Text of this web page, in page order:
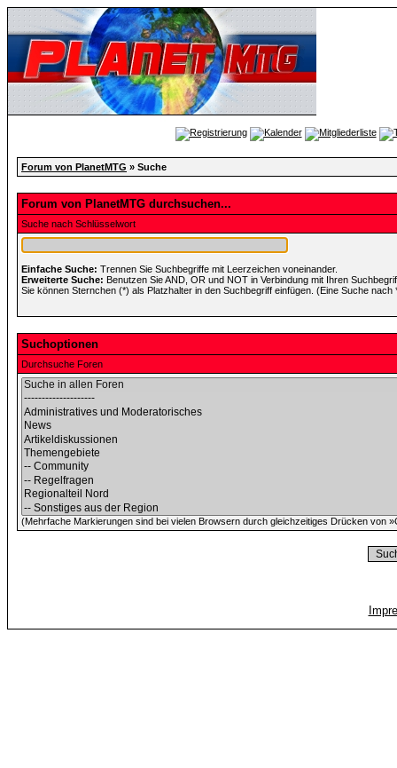
Forum von PlanetMTG » Suche
Forum von PlanetMTG durchsuchen...
Suche nach Schlüsselwort
Einfache Suche: Trennen Sie Suchbegriffe mit Leerzeichen voneinander.
Erweiterte Suche: Benutzen Sie AND, OR und NOT in Verbindung mit Ihren
Sie können Sternchen (*) als Platzhalter in den Suchbegriff einfügen. (Eine Suche
Suchoptionen
Durchsuche Foren
(Mehrfache Markierungen sind bei vielen Browsern durch gleichzeitiges Drücken von